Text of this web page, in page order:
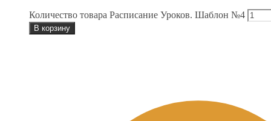
Количество товара Расписание Уроков. Шаблон №4
В корзину